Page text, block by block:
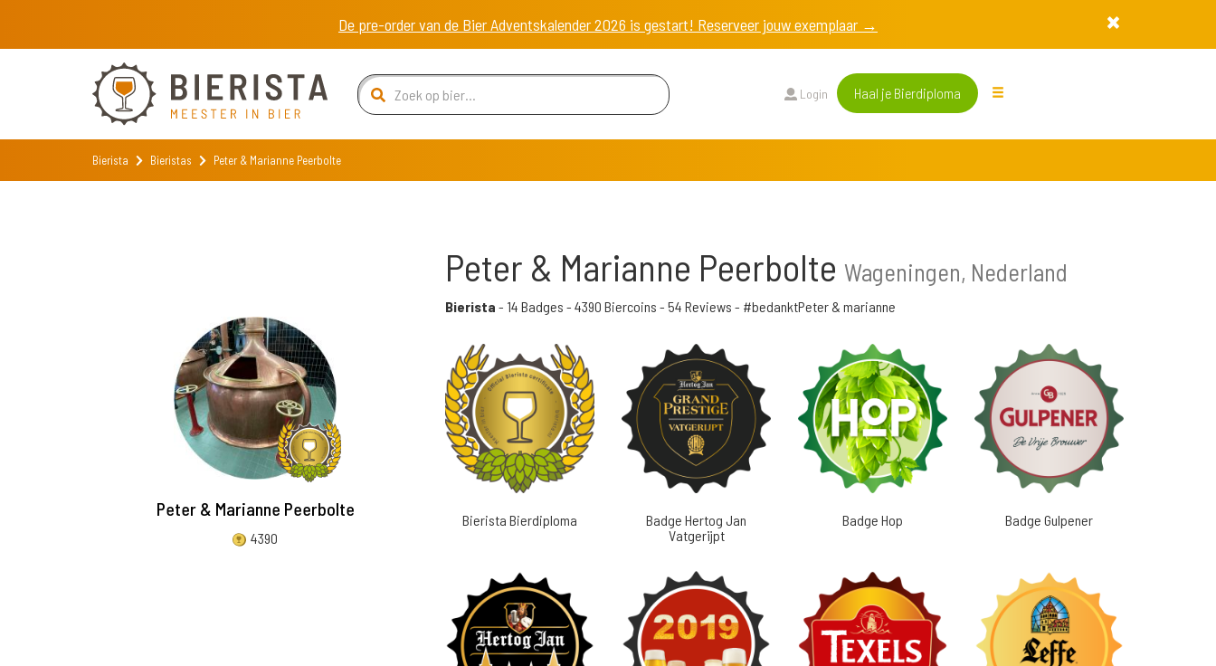
De pre-order van de Bier Adventskalender 2026 is gestart! Reserveer jouw exemplaar →
Login Haal je Bierdiploma
Bierista Bieristas Peter & Marianne Peerbolte
Peter & Marianne Peerbolte
4390
Peter & Marianne Peerbolte Wageningen, Nederland
Bierista - 14 Badges - 4390 Biercoins - 54 Reviews - #bedanktPeter & marianne
Bierista Bierdiploma
Badge Hertog Jan
Vatgerijpt
Badge Hop Badge Gulpener